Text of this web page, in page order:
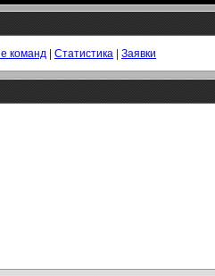
команд | Статистика | Заявки